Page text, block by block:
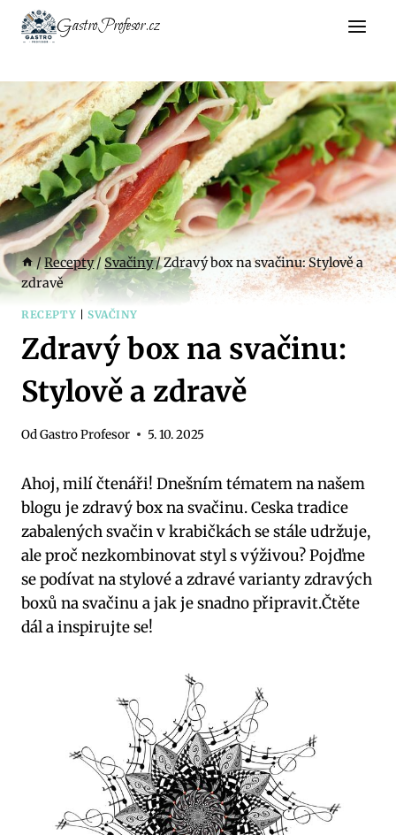
Přeskočit
GastroProfesor.cz
/Recepty/Svačiny/Zdravý box na svačinu: Stylově a
zdravě
RECEPTY SVAČINY
Zdravý box na svačinu:
Stylově a zdravě
OdGastro Profesor 5. 10. 2025
Ahoj, milí čtenáři! Dnešním tématem na našem
blogu je zdravý box na svačinu. Ceska tradice
zabalených svačin v krabičkách se stále udržuje,
ale proč nezkombinovat styl s výživou? Pojďme
se podívat na stylové a zdravé varianty zdravých
boxů na svačinu a jak je snadno připravit.Čtěte
dál a inspirujte se!